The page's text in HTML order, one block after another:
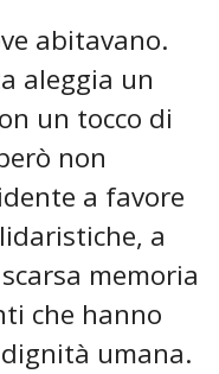
abitavano.
aleggia un
un tocco di
non
a favore
a
memoria
che hanno
umana.